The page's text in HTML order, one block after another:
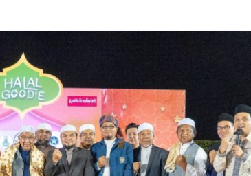
นี้ ณ ลานคนเมือง